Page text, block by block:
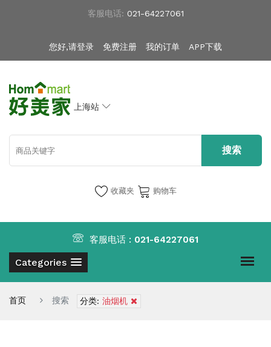
客服电话: 021-64227061
您好,请登录 免费注册 我的订单 APP下载
上海站
收藏夹 购物车
Categories
客服电话 : 021-64227061
首页 搜索 分类: 油烟机